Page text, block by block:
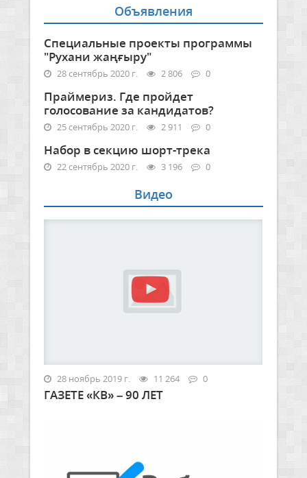
Объявления
Специальные проекты программы
"Рухани жаңғыру"
28 сентябрь 2020 г. 2 806 0
Праймериз. Где пройдет
голосование за кандидатов?
25 сентябрь 2020 г. 2 911 0
Набор в секцию шорт-трека
22 сентябрь 2020 г. 3 196 0
Видео
28 ноябрь 2019 г. 11 264 0
ГАЗЕТЕ «КВ» – 90 ЛЕТ